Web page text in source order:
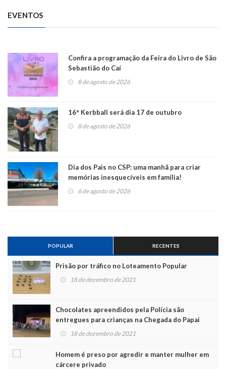
EVENTOS
Confira a programação da Feira do Livro de São
Sebastião do Caí
8 de agosto de 2026
16° Kerbball será dia 17 de outubro
8 de agosto de 2026
Dia dos Pais no CSP: uma manhã para criar
memórias inesquecíveis em família!
6 de agosto de 2026
POPULAR RECENTES
Prisão por tráfico no Loteamento Popular
18 de dezembro de 2021
Chocolates apreendidos pela Polícia são
entregues para crianças na Chegada do Papai
Noel
18 de dezembro de 2021
Homem é preso por agredir e manter mulher em
cárcere privado